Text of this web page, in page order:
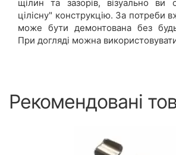
щілин та зазорів, візуально ви
цілісну" конструкцію. За потреби
може бути демонтована без
При догляді можна
Рекомендовані